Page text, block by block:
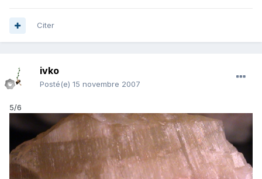
Citer
ivko
Posté(e) 15 novembre 2007
5/6